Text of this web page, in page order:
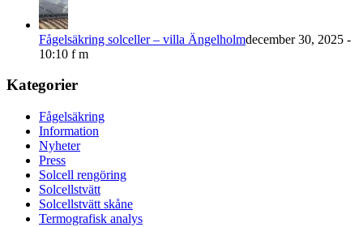
Fågelsäkring solceller – villa Ängelholmdecember 30, 2025 -
10:10 f m
Kategorier
Fågelsäkring
Information
Nyheter
Press
Solcell rengöring
Solcellstvätt
Solcellstvätt skåne
Termografisk analys